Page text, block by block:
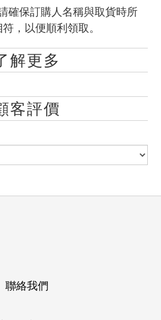
確保訂購人名稱與取貨時所
，以便順利領取。
解更多
客評價
聯絡我們